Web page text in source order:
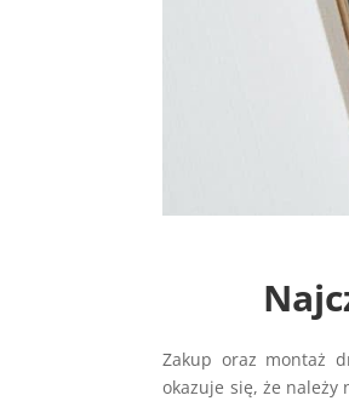
Zakup oraz montaż
okazuje się, że należy